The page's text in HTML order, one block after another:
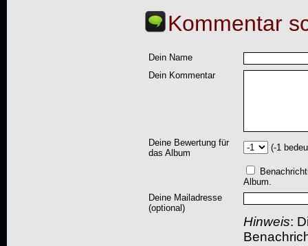
Kommentar
Dein Name
Dein Kommentar
Deine Bewertung für
das Album
(-1
Album.
Deine Mailadresse
(optional)
Hinweis: